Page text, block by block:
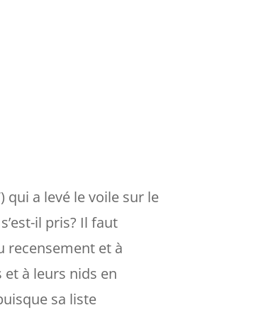
qui a levé le voile sur le
il pris? Il faut
recensement et à
et à leurs nids en
sa liste